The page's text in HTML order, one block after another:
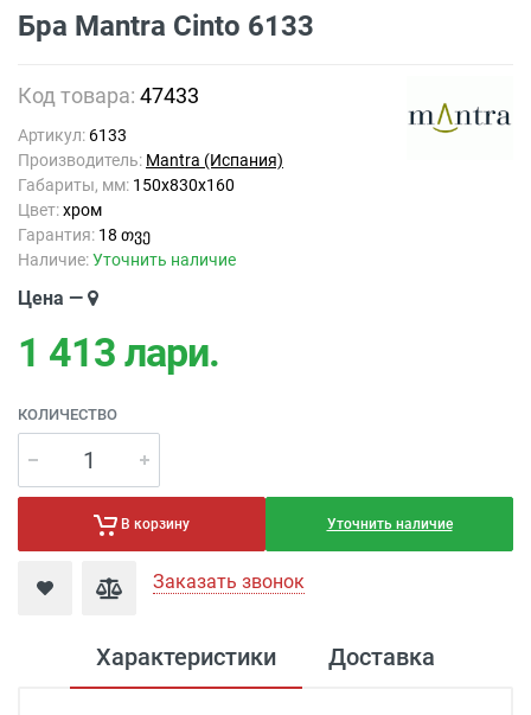
Бра Mantra Cinto 6133
Код товара: 47433
Артикул: 6133
Производитель: Mantra (Испания)
Габариты, мм: 150x830x160
Цвет:хром
Гарантия: 18 თვე
Наличие:Уточнить наличие
Цена —
1 413 лари.
КОЛИЧЕСТВО
В корзину Уточнить наличие
Заказать звонок
Характеристики Доставка